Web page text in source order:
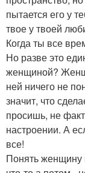
пытается его у
твое у твоей
Когда ты все
Но разве это
женщиной?
ней ничего не
значит, что
просишь, не
настроении. А
все!
Понять